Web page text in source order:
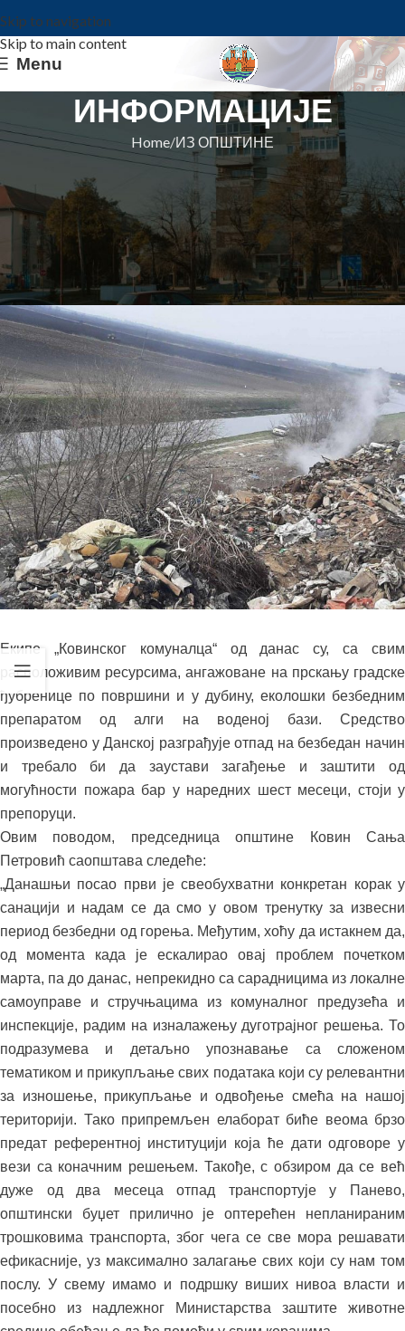
Skip to navigation
Skip to main content
Menu
ИНФОРМАЦИЈЕ
Home ИЗ ОПШТИНЕ
ИЗ ОПШТИНЕ
ЗНАЧАЈАН ПРВИ КОРАК У
САНАЦИЈИ ДЕПОНИЈЕ У
КОВИНУ
Општина Ковин On 17. maj 2021.
Екипе „Ковинског комуналца“ од данас су, са свим
расположивим ресурсима, ангажоване на прскању градске
ђубренице по површини и у дубину, еколошки безбедним
препаратом од алги на воденој бази. Средство
произведено у Данској разграђује отпад на безбедан начин
и требало би да заустави загађење и заштити од
могућности пожара бар у наредних шест месеци, стоји у
препоруци.
Овим поводом, председница општине Ковин Сања
Петровић саопштава следеће:
„Данашњи посао први је свеобухватни конкретан корак у
санацији и надам се да смо у овом тренутку за извесни
период безбедни од горења. Међутим, хоћу да истакнем да,
од момента када је ескалирао овај проблем почетком
марта, па до данас, непрекидно са сарадницима из локалне
самоуправе и стручњацима из комуналног предузећа и
инспекције, радим на изналажењу дуготрајног решења. То
подразумева и детаљно упознавање са сложеном
тематиком и прикупљање свих података који су релевантни
за изношење, прикупљање и одвођење смећа на нашој
територији. Тако припремљен елаборат биће веома брзо
предат референтној институцији која ће дати одговоре у
вези са коначним решењем. Такође, с обзиром да се већ
дуже од два месеца отпад транспортује у Панево,
општински буџет прилично је оптерећен непланираним
трошковима транспорта, због чега се све мора решавати
ефикасније, уз максимално залагање свих који су нам том
послу. У свему имамо и подршку виших нивоа власти и
посебно из надлежног Министарства заштите животне